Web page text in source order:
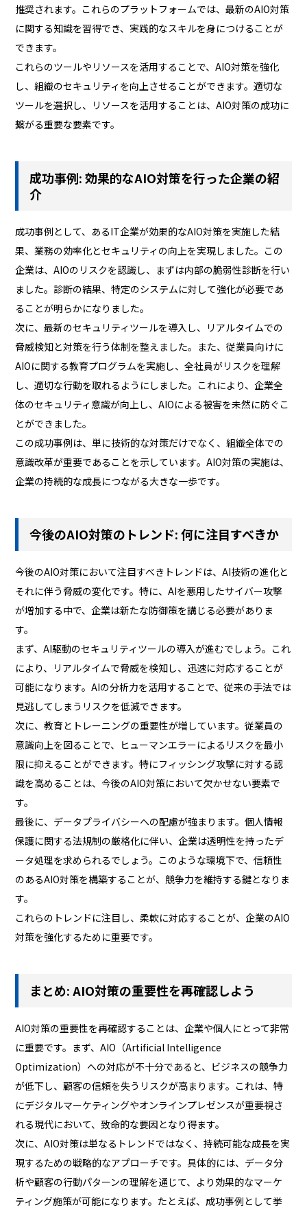
推奨されます。これらのプラットフォームでは、最新のAIO対策
に関する知識を習得でき、実践的なスキルを身につけることが
できます。
これらのツールやリソースを活用することで、AIO対策を強化
し、組織のセキュリティを向上させることができます。適切な
ツールを選択し、リソースを活用することは、AIO対策の成功に
繋がる重要な要素です。
成功事例: 効果的なAIO対策を行った企業の紹
介
成功事例として、あるIT企業が効果的なAIO対策を実施した結
果、業務の効率化とセキュリティの向上を実現しました。この
企業は、AIOのリスクを認識し、まずは内部の脆弱性診断を行い
ました。診断の結果、特定のシステムに対して強化が必要であ
ることが明らかになりました。
次に、最新のセキュリティツールを導入し、リアルタイムでの
脅威検知と対策を行う体制を整えました。また、従業員向けに
AIOに関する教育プログラムを実施し、全社員がリスクを理解
し、適切な行動を取れるようにしました。これにより、企業全
体のセキュリティ意識が向上し、AIOによる被害を未然に防ぐこ
とができました。
この成功事例は、単に技術的な対策だけでなく、組織全体での
意識改革が重要であることを示しています。AIO対策の実施は、
企業の持続的な成長につながる大きな一歩です。
今後のAIO対策のトレンド: 何に注目すべきか
今後のAIO対策において注目すべきトレンドは、AI技術の進化と
それに伴う脅威の変化です。特に、AIを悪用したサイバー攻撃
が増加する中で、企業は新たな防御策を講じる必要がありま
す。
まず、AI駆動のセキュリティツールの導入が進むでしょう。これ
により、リアルタイムで脅威を検知し、迅速に対応することが
可能になります。AIの分析力を活用することで、従来の手法では
見逃してしまうリスクを低減できます。
次に、教育とトレーニングの重要性が増しています。従業員の
意識向上を図ることで、ヒューマンエラーによるリスクを最小
限に抑えることができます。特にフィッシング攻撃に対する認
識を高めることは、今後のAIO対策において欠かせない要素で
す。
最後に、データプライバシーへの配慮が強まります。個人情報
保護に関する法規制の厳格化に伴い、企業は透明性を持ったデ
ータ処理を求められるでしょう。このような環境下で、信頼性
のあるAIO対策を構築することが、競争力を維持する鍵となりま
す。
これらのトレンドに注目し、柔軟に対応することが、企業のAIO
対策を強化するために重要です。
まとめ: AIO対策の重要性を再確認しよう
AIO対策の重要性を再確認することは、企業や個人にとって非常
に重要です。まず、AIO（Artificial Intelligence
Optimization）への対応が不十分であると、ビジネスの競争力
が低下し、顧客の信頼を失うリスクが高まります。これは、特
にデジタルマーケティングやオンラインプレゼンスが重要視さ
れる現代において、致命的な要因となり得ます。
次に、AIO対策は単なるトレンドではなく、持続可能な成長を実
現するための戦略的なアプローチです。具体的には、データ分
析や顧客の行動パターンの理解を通じて、より効果的なマーケ
ティング施策が可能になります。たとえば、成功事例として挙